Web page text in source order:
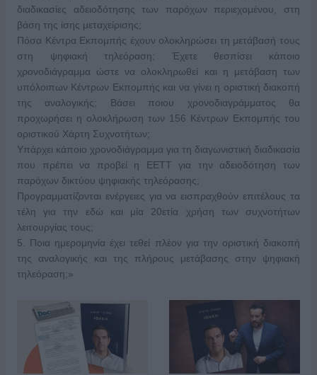
διαδικασίες αδειοδότησης των παρόχων περιεχομένου, στη
βάση της ίσης μεταχείρισης;
Πόσα Κέντρα Εκπομπής έχουν ολοκληρώσει τη μετάβασή τους
στη ψηφιακή τηλεόραση; Έχετε θεσπίσει κάποιο
χρονοδιάγραμμα ώστε να ολοκληρωθεί και η μετάβαση των
υπόλοιπων Κέντρων Εκπομπής και να γίνει η οριστική διακοπή
της αναλογικής; Βάσει ποιου χρονοδιαγράμματος θα
προχωρήσει η ολοκλήρωση των 156 Κέντρων Εκπομπής του
οριστικού Χάρτη Συχνοτήτων;
Υπάρχει κάποιο χρονοδιάγραμμα για τη διαγωνιστική διαδικασία
που πρέπει να προβεί η ΕΕΤΤ για την αδειοδότηση των
παρόχων δικτύου ψηφιακής τηλεόρασης;
Προγραμματίζονται ενέργειες για να εισπραχθούν επιτέλους τα
τέλη για την εδώ και μία 20ετία χρήση των συχνοτήτων
λειτουργίας τους;
5. Ποια ημερομηνία έχει τεθεί πλέον για την οριστική διακοπή
της αναλογικής και της πλήρους μετάβασης στην ψηφιακή
τηλεόραση;»